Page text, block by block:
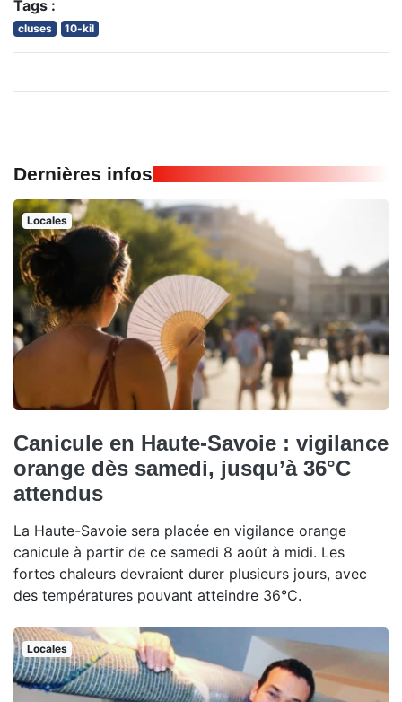
Tags :
cluses 10-kil
Dernières infos
Locales
Canicule en Haute-Savoie : vigilance
orange dès samedi, jusqu’à 36°C
attendus
La Haute-Savoie sera placée en vigilance orange
canicule à partir de ce samedi 8 août à midi. Les
fortes chaleurs devraient durer plusieurs jours, avec
des températures pouvant atteindre 36°C.
Locales